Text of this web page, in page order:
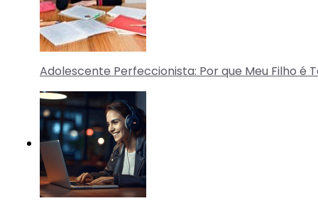
Adolescente Perfeccionista: Por que Meu Filho é